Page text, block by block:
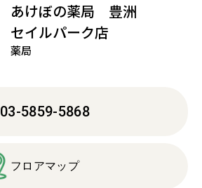
あけぼの薬局 豊洲
セイルパーク店
薬局
03-5859-5868
フロアマップ